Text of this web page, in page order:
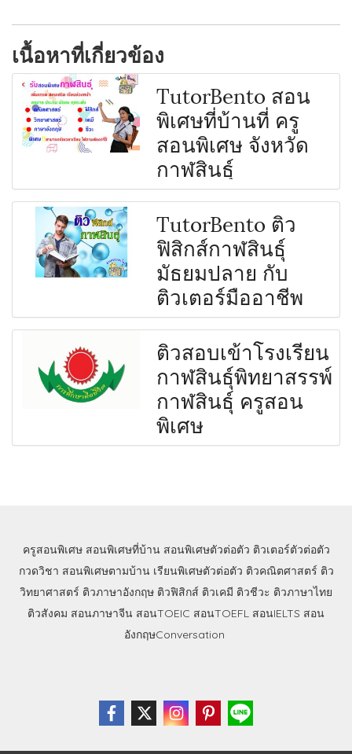
เนื้อหาที่เกี่ยวข้อง
TutorBento สอน
พิเศษที่บ้านที่ ครู
สอนพิเศษ จังหวัด
กาฬสินธุ์
TutorBento ติว
ฟิสิกส์กาฬสินธุ์
มัธยมปลาย กับ
ติวเตอร์มืออาชีพ
ติวสอบเข้าโรงเรียน
กาฬสินธุ์พิทยาสรรพ์
กาฬสินธุ์ ครูสอน
พิเศษ
ครูสอนพิเศษ สอนพิเศษที่บ้าน สอนพิเศษตัวต่อตัว ติวเตอร์ตัวต่อตัว
กวดวิชา สอนพิเศษตามบ้าน เรียนพิเศษตัวต่อตัว ติวคณิตศาสตร์ ติว
วิทยาศาสตร์ ติวภาษาอังกฤษ ติวฟิสิกส์ ติวเคมี ติวชีวะ ติวภาษาไทย
ติวสังคม สอนภาษาจีน สอนTOEIC สอนTOEFL สอนIELTS สอน
อังกฤษConversation